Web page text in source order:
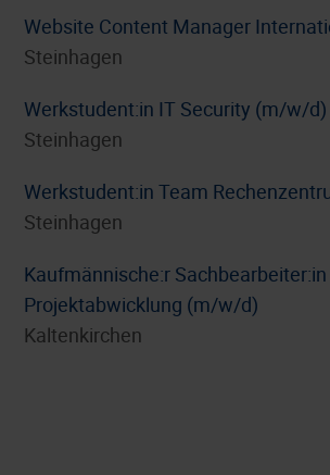
Website Content Manager
Steinhagen
Werkstudent:in IT Security (m/w/d)
Steinhagen
Werkstudent:in Team
Steinhagen
⁠Kaufmännische:r Sachbearbeiter:in
Projektabwicklung (m/w/d)
Kaltenkirchen